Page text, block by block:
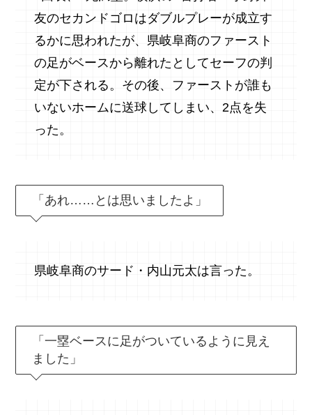
友のセカンドゴロはダブルプレーが成立す
るかに思われたが、県岐阜商のファースト
の足がベースから離れたとしてセーフの判
定が下される。その後、ファーストが誰も
いないホームに送球してしまい、2点を失
った。
「あれ……とは思いましたよ」
県岐阜商のサード・内山元太は言った。
「一塁ベースに足がついているように見え
ました」